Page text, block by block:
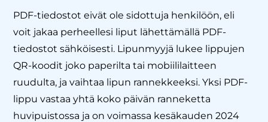
PDF-tiedostot eivät ole sidottuja henkilöön, eli
voit jakaa perheellesi liput lähettämällä PDF-
tiedostot sähköisesti. Lipunmyyjä lukee lippujen
QR-koodit joko paperilta tai mobiililaitteen
ruudulta, ja vaihtaa lipun rannekkeeksi. Yksi PDF-
lippu vastaa yhtä koko päivän ranneketta
huvipuistossa ja on voimassa kesäkauden 2024